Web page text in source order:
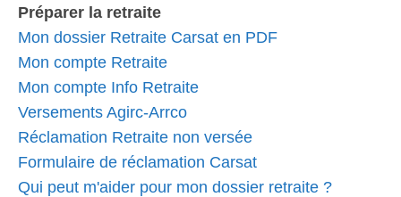
Préparer la retraite
Mon dossier Retraite Carsat en PDF
Mon compte Retraite
Mon compte Info Retraite
Versements Agirc-Arrco
Réclamation Retraite non versée
Formulaire de réclamation Carsat
Qui peut m'aider pour mon dossier retraite ?